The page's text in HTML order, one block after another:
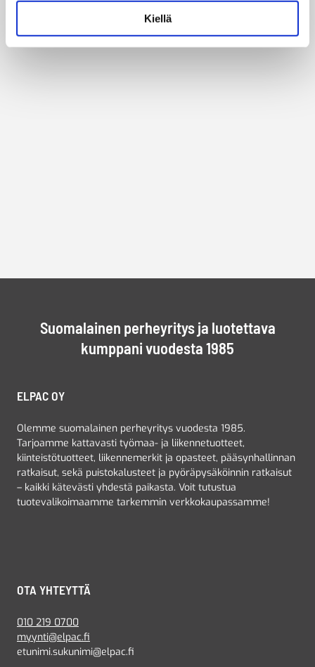
Kiellä
Suomalainen perheyritys ja luotettava
kumppani vuodesta 1985
ELPAC OY
Olemme suomalainen perheyritys vuodesta 1985.
Tarjoamme kattavasti työmaa- ja liikennetuotteet,
kiinteistötuotteet, liikennemerkit ja opasteet, pääsynhallinnan
ratkaisut, sekä puistokalusteet ja pyöräpysäköinnin ratkaisut
– kaikki kätevästi yhdestä paikasta. Voit tutustua
tuotevalikoimaamme tarkemmin verkkokaupassamme!
OTA YHTEYTTÄ
010 219 0700
myynti@elpac.fi
etunimi.sukunimi@elpac.fi